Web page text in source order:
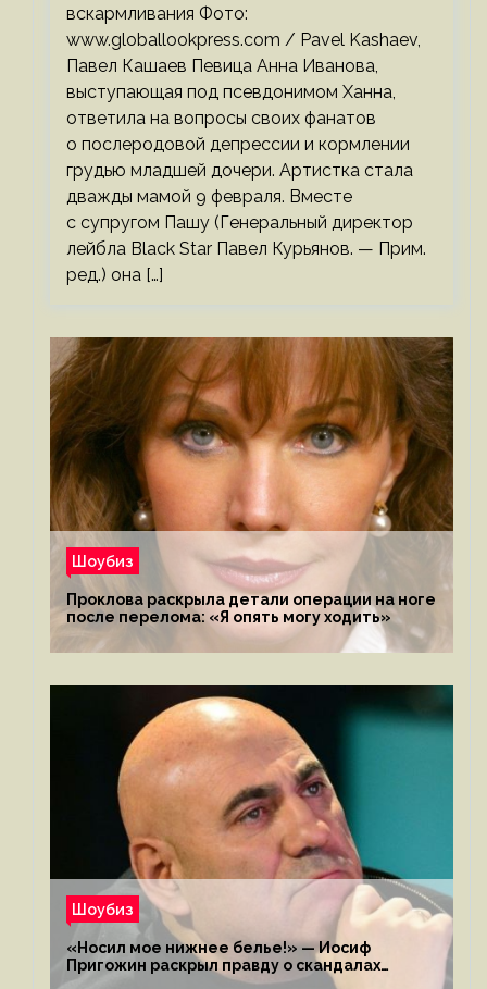
вскармливания Фото:
www.globallookpress.com / Pavel Kashaev,
Павел Кашаев Певица Анна Иванова,
выступающая под псевдонимом Ханна,
ответила на вопросы своих фанатов
о послеродовой депрессии и кормлении
грудью младшей дочери. Артистка стала
дважды мамой 9 февраля. Вместе
с супругом Пашу (Генеральный директор
лейбла Black Star Павел Курьянов. — Прим.
ред.) она […]
Шоубиз
Проклова раскрыла детали операции на ноге
после перелома: «Я опять могу ходить»
Шоубиз
«Носил мое нижнее белье!» — Иосиф
Пригожин раскрыл правду о скандалах
с мужем своей экс-жены